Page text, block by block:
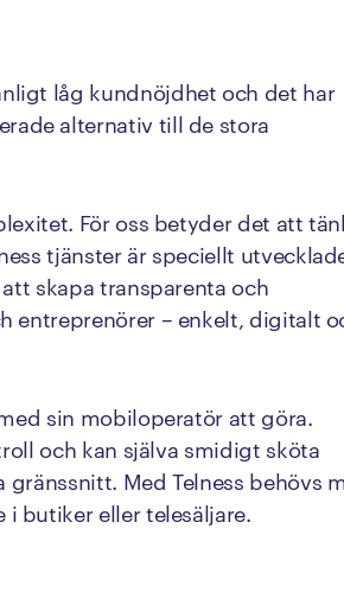
låg kundnöjdhet och det har
alternativ till de stora
För oss betyder det att
tjänster är speciellt
skapa transparenta och
entreprenörer – enkelt, digitalt
sin mobiloperatör att göra.
och kan själva smidigt sköta
Med Telness behövs
butiker eller telesäljare.